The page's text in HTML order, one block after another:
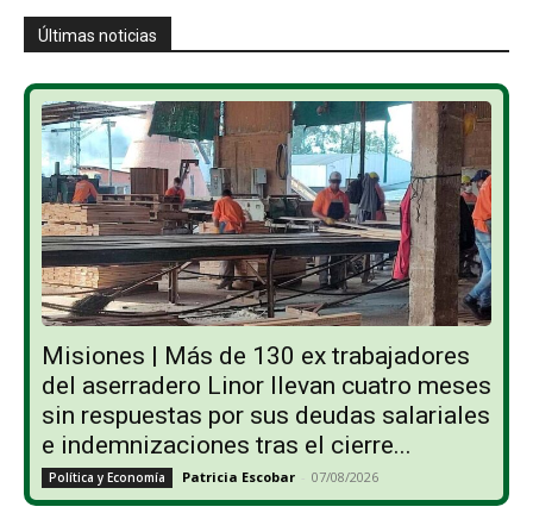
Últimas noticias
Misiones | Más de 130 ex trabajadores
del aserradero Linor llevan cuatro meses
sin respuestas por sus deudas salariales
e indemnizaciones tras el cierre...
Política y Economía Patricia Escobar - 07/08/2026